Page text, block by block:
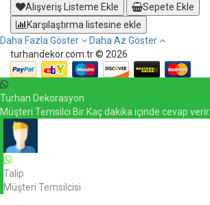
Alışveriş Listeme Ekle
Sepete Ekle
Karşılaştırma listesine ekle
Daha Fazla Göster
Daha Az Göster
turhandekor.com.tr © 2026
Turhan Dekorasyon
Müşteri Temsilci Bir Kaç dakika içinde cevap verir.
Talip
Müşteri Temsilcisi